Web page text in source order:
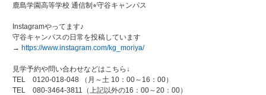
鹿島学園高等学校 通信制⭐︎守谷キャンパス
Instagramやってます♪
守谷キャンパスの日常を投稿しています
→ https://www.instagram.com/kg_moriya/
見学予約や問い合わせなどはこちら↓
TEL 0120-018-048 （月～土 10：00～16：00）
TEL 080-3464-3811（上記以外の16：00～20：00）